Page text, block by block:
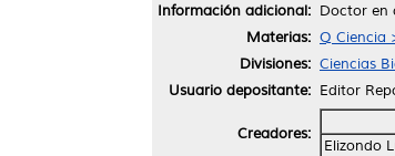
Información adicional: Doctor en
Materias: Q Ciencia
Divisiones: Ciencias
Usuario depositante: Editor
Creadores:
Elizondo